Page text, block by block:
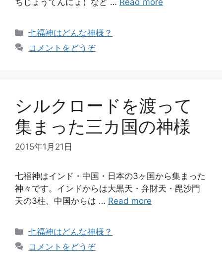
カ
七福神はどんな神様？
コメントをどうぞ
シルクロードを渡って
集まった三カ国の神様
2015年1月21日
七福神はインド・中国・日本の3ヶ国から集まった
神々です。インドからは大黒天・弁財天・毘沙門
天の3柱、中国からは … Read more
カ
テ
七福神はどんな神様？
コメントをどうぞ